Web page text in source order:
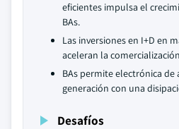
eficientes impulsa el
BAs.
Las inversiones en I+D en
aceleran la
BAs permite electrónica
generación con una
Desafíos